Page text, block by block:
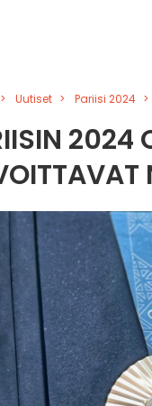
Uutiset Pariisi 2024
2024